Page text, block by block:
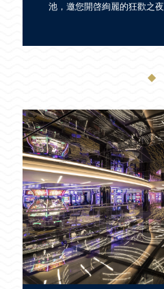
池，邀您開啓絢麗的狂歡之夜
◆